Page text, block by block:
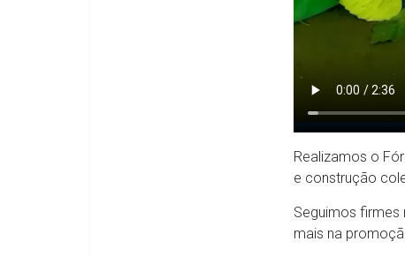
Realizamos o
e construção
Seguimos
mais na